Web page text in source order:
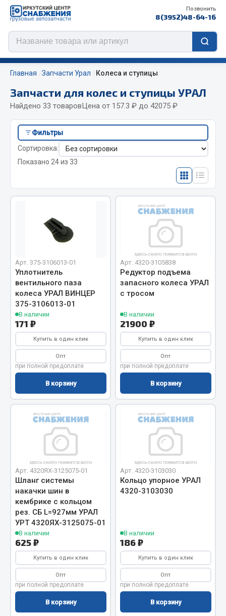
Позвонить
8(3952)48-64-16
Цепи противоскольжения
ЦЕПИ РОССИЯ
ЦЕПИ BOHU (Китай)
Изготовление цепей на колеса BOHU
Весь раздел
Отопители салона, подогреватели
Автономные воздушные отопители
Жидкостные подогреватели
Отопители салона
Подогреватели тосола
Весь раздел
Автотовары
Автокаталоги
Аксессуары автомобильные
Аптечки и знаки автомобильные
Брызговики
Вентиляторы кабины
Вымпела
Показать ещё
Весь раздел
Смазочные материалы
Масла
Охладжающие жидкости
Технические жидкости
Весь раздел
Главная Запчасти Урал Колеса и ступицы
Запчасти для колес и ступицы УРАЛ
Найдено 33 товаровЦена от 157.3 ₽ до 42075 ₽
Фильтры
Сортировка:
Показано 24 из 33
Арт. 375-3106013-01
Уплотнитель
вентильного паза
колеса УРАЛ ВИНЦЕР
375-3106013-01
В наличии
171 ₽
Купить в один клик
Опт
при полной предоплате
В корзину
Арт. 4320-3105838
Редуктор подъема
запасного колеса УРАЛ
с тросом
В наличии
21900 ₽
Купить в один клик
Опт
при полной предоплате
В корзину
Арт. 4320ЯХ-3125075-01
Шланг системы
накачки шин в
кембрике с кольцом
рез. СБ L=927мм УРАЛ
УРТ 4320ЯХ-3125075-01
В наличии
625 ₽
Купить в один клик
Опт
при полной предоплате
В корзину
Арт. 4320-3103030
Кольцо упорное УРАЛ
4320-3103030
В наличии
186 ₽
Купить в один клик
Опт
при полной предоплате
В корзину